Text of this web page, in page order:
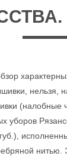
нельзя,
(налобные
уборов
нитью.